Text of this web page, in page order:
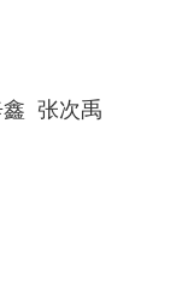
鑫 张次禹